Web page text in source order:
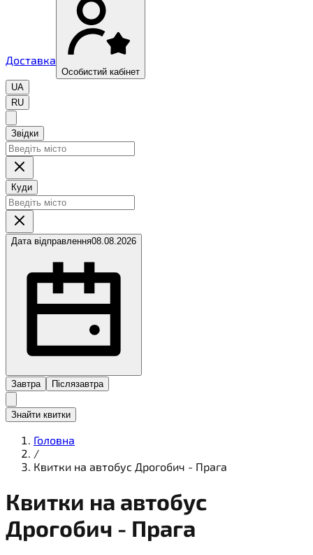
Доставка
Особистий кабінет
UA
RU
Звідки
Куди
Дата відправлення08.08.2026
Завтра Післязавтра
Знайти квитки
Головна
/
Квитки на автобус Дрогобич - Прага
Квитки на автобус
Дрогобич - Прага